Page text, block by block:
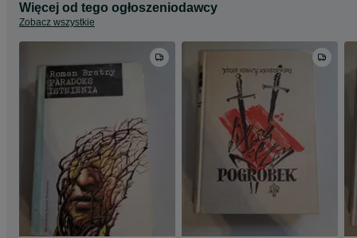
Więcej od tego ogłoszeniodawcy
Zobacz wszystkie